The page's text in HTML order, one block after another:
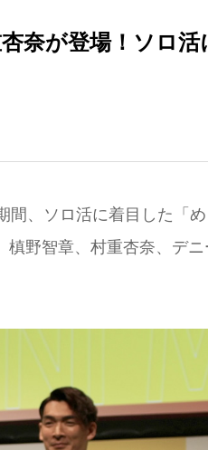
奈が登場！ソロ活
間、ソロ活に着目した「
野智章、村重杏奈、デニ